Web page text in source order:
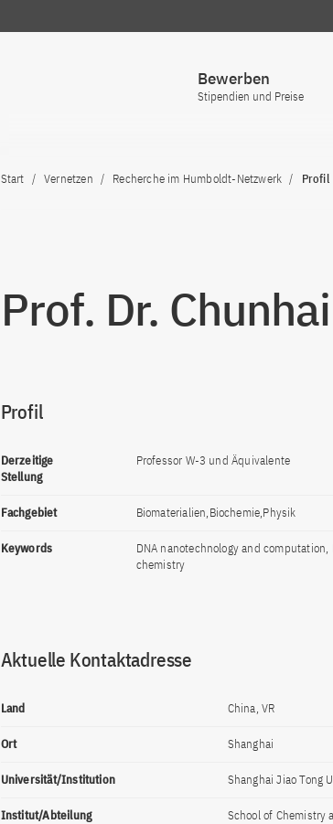
Bewerben
Stipendien und Preise
Start Vernetzen Recherche im Humboldt-Netzwerk Profil
Prof. Dr.
Profil
Derzeitige
Stellung
Professor W-3 und Äquivalente
Fachgebiet Biomaterialien,Biochemie,Physik
Keywords
DNA nanotechnology and
chemistry
Aktuelle Kontaktadresse
Land China, VR
Ort Shanghai
Universität/Institution Shanghai Jiao Tong
Institut/Abteilung School of Chemistry